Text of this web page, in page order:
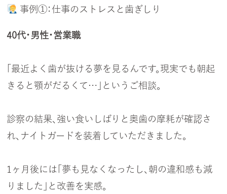
事例①：仕事のストレスと歯ぎしり
40代・男性・営業職
「最近よく歯が抜ける夢を見るんです。現実でも朝起
きると顎がだるくて…」というご相談。
診察の結果、強い食いしばりと奥歯の摩耗が確認さ
れ、ナイトガードを装着していただきました。
1ヶ月後には「夢も見なくなったし、朝の違和感も減
りました」と改善を実感。